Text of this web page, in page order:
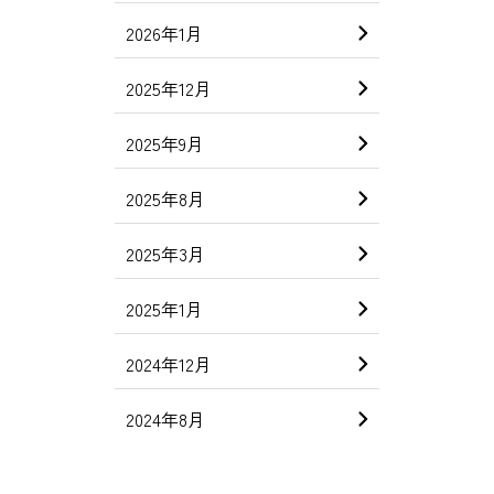
2026年1月
2025年12月
2025年9月
2025年8月
2025年3月
2025年1月
2024年12月
2024年8月